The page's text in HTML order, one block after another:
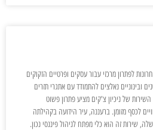
לפתרון מרכזי עבור עסקים ופרטיים הזקוקים
ובינוניים נאלצים להתמודד עם אתגרי תזרים
של ניכיון צ'קים מציע פתרון פשוט
לכסף מזומן. ברעננה, עיר הידועה בקהילתה
שירות זה הוא כלי מפתח לניהול פיננסי נכון.